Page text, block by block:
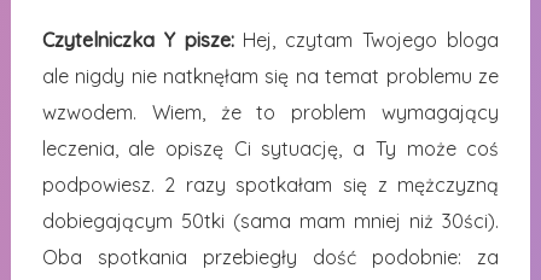
Czytelniczka Y pisze:Hej, czytam Twojego bloga
ale nigdy nie natknęłam się na temat problemu ze
wzwodem. Wiem, że to problem wymagający
leczenia, ale opiszę Ci sytuację, a Ty może coś
podpowiesz. 2 razy spotkałam się z mężczyzną
dobiegającym 50tki (sama mam mniej niż 30ści).
Oba spotkania przebiegły dość podobnie: za